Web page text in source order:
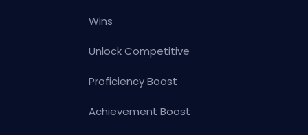
Wins
Unlock Competitive
Proficiency Boost
Achievement Boost